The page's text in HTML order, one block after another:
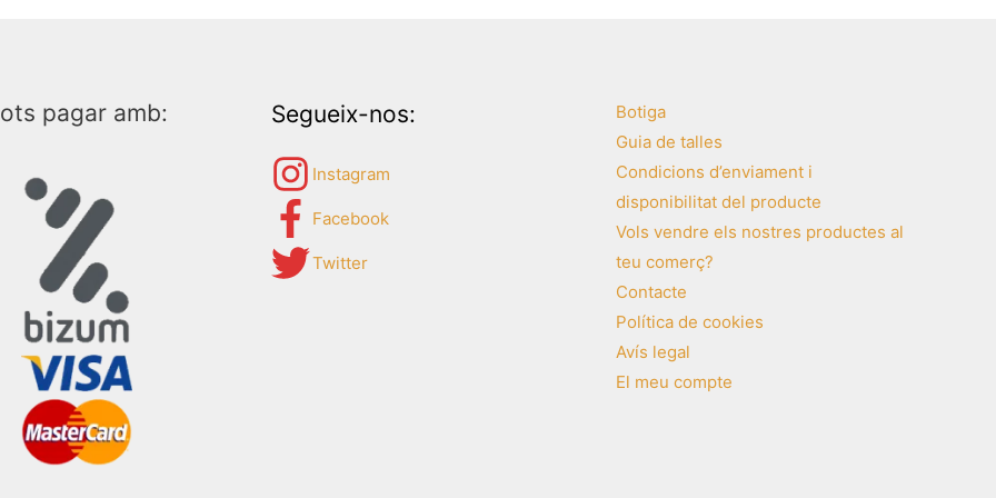
pagar amb: Segueix-nos:
Instagram
Facebook
Twitter
Botiga
Guia de talles
Condicions d’enviament i
disponibilitat del producte
Vols vendre els nostres productes al
teu comerç?
Contacte
Política de cookies
Avís legal
El meu compte